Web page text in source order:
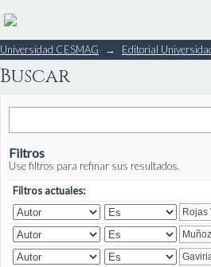
Buscar
Universidad CESMAG → Editorial
Buscar
Filtros
Use filtros para refinar sus resultados.
Filtros actuales: